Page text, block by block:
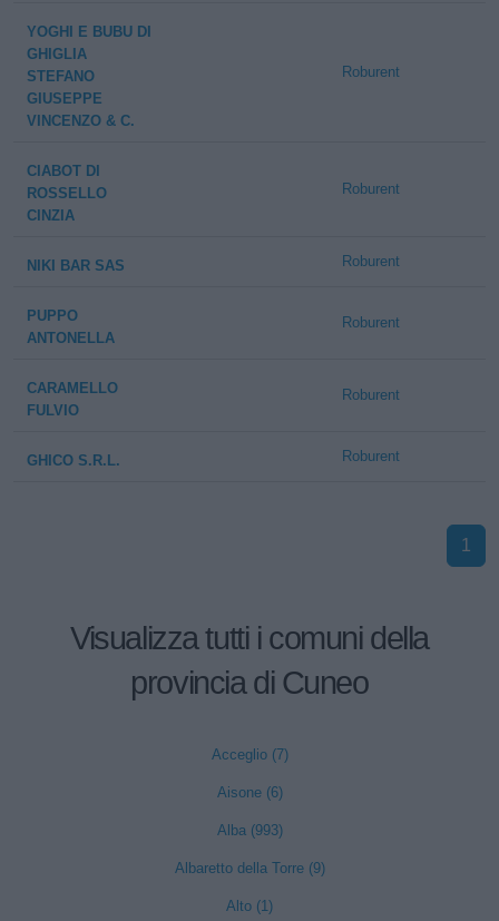
YOGHI E BUBU DI
GHIGLIA
STEFANO
GIUSEPPE
VINCENZO & C.
Roburent
CIABOT DI
ROSSELLO
CINZIA
Roburent
NIKI BAR SAS Roburent
PUPPO
ANTONELLA
Roburent
CARAMELLO
FULVIO
Roburent
GHICO S.R.L. Roburent
1
Visualizza tutti i comuni della
provincia di Cuneo
Acceglio (7)
Aisone (6)
Alba (993)
Albaretto della Torre (9)
Alto (1)